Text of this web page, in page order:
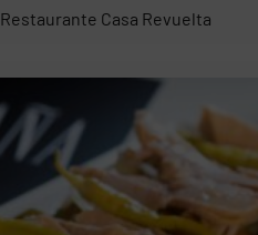
Restaurante Casa Revuelta